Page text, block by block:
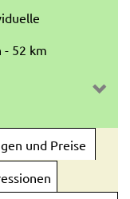
- 52 km
und Preise